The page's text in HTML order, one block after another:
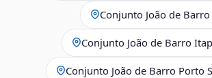
Conjunto João de
Conjunto João de Barro
Conjunto João de Barro Porto